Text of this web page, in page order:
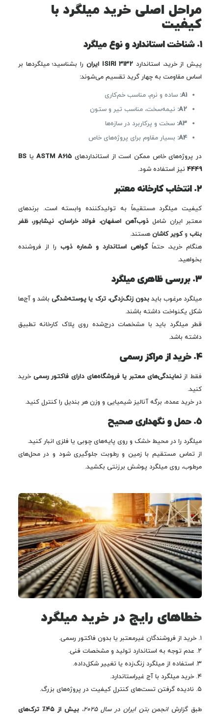
مراحل اصلی خرید میلگرد با
کیفیت
۱. شناخت استاندارد و نوع میلگرد
پیش از خرید، استاندارد ISIRI 3132 ایران
را بشناسید؛ میلگردها بر
اساس مقاومت به چهار گرید تقسیم می‌شوند:
A1: ساده و نرم، مناسب خم‌کاری
A2: نیمه‌سخت، مناسب تیر و ستون
A3: سخت و پرکاربرد در سازه‌ها
A4: بسیار مقاوم برای پروژه‌های خاص
در پروژه‌های خاص ممکن است از استانداردهای ASTM A615یاBS
4449نیز استفاده شود.
۲. انتخاب کارخانه معتبر
کیفیت میلگرد مستقیماً به تولیدکننده وابسته است. برندهای
معتبر ایران شاملذوب‌آهن اصفهان، فولاد خراسان، نیشابور، ظفر
بنابوکویر کاشانهستند.
هنگام خرید، حتماًگواهی استاندارد و شماره ذوب را از فروشنده
بخواهید.
۳. بررسی ظاهری میلگرد
میلگرد مرغوب بایدبدون زنگ‌زدگی، ترک یا پوسته‌شدگیباشد و آج‌ها
شکل یکنواخت داشته باشند.
قطر میلگرد باید با مشخصات درج‌شده روی پلاک کارخانه تطبیق
داشته باشد.
۴. خرید از مراکز رسمی
فقط ازنمایندگی‌های معتبر یا فروشگاه‌های دارای فاکتور رسمی خرید
کنید.
در خرید عمده، برگه آنالیز شیمیایی و وزن هر بندیل را کنترل کنید.
۵. حمل و نگهداری صحیح
میلگرد را در محیط خشک و روی پایه‌های چوبی یا فلزی انبار کنید.
از تماس مستقیم با زمین و رطوبت جلوگیری شود و در محل‌های
مرطوب، روی میلگرد پوشش برزنتی بکشید.
خطاهای رایج در خرید میلگرد
۱. خرید از فروشندگان غیرمعتبر یا بدون فاکتور رسمی.
۲. عدم توجه به استاندارد تولید و مشخصات فنی.
۳. استفاده از میلگرد زنگ‌زده یا تغییر شکل‌داده.
۴. خرید میلگرد با آج غیراستاندارد.
۵. نادیده گرفتن تست‌های کنترل کیفیت در پروژه‌های بزرگ.
طبق گزارشانجمن بتن ایران در سال ۲۰۲۵ ،
بیش از ۴۵٪ ترک‌های